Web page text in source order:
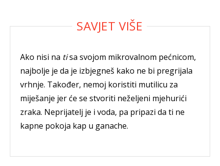
Ako nisi na tisa svojom mikrovalnom pećnicom,
najbolje je da je izbjegneš kako ne bi pregrijala
vrhnje. Također, nemoj koristiti mutilicu za
miješanje jer će se stvoriti neželjeni mjehurići
zraka. Neprijatelj je i voda, pa pripazi da ti ne
kapne pokoja kap u ganache.